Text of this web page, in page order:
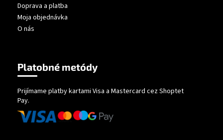
Doprava a platba
Moja objednávka
O nás
Platobné metódy
Prijímame platby kartami Visa a Mastercard cez Shoptet
Pay.